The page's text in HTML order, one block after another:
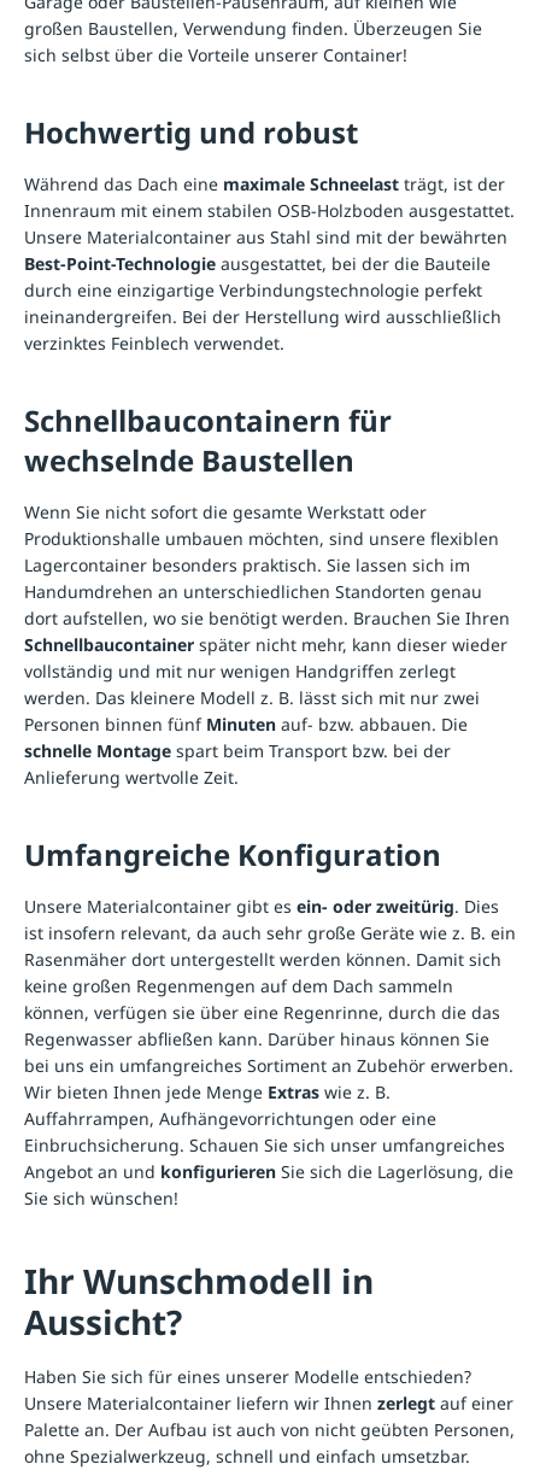
großen Baustellen, Verwendung finden. Überzeugen Sie
sich selbst über die Vorteile unserer Container!
Hochwertig und robust
Während das Dach eine maximale Schneelast trägt, ist der
Innenraum mit einem stabilen OSB-Holzboden ausgestattet.
Unsere Materialcontainer aus Stahl sind mit der bewährten
Best-Point-Technologie ausgestattet, bei der die Bauteile
durch eine einzigartige Verbindungstechnologie perfekt
ineinandergreifen. Bei der Herstellung wird ausschließlich
verzinktes Feinblech verwendet.
Schnellbaucontainern für
wechselnde Baustellen
Wenn Sie nicht sofort die gesamte Werkstatt oder
Produktionshalle umbauen möchten, sind unsere flexiblen
Lagercontainer besonders praktisch. Sie lassen sich im
Handumdrehen an unterschiedlichen Standorten genau
dort aufstellen, wo sie benötigt werden. Brauchen Sie Ihren
Schnellbaucontainer später nicht mehr, kann dieser wieder
vollständig und mit nur wenigen Handgriffen zerlegt
werden. Das kleinere Modell z. B. lässt sich mit nur zwei
Personen binnen fünfMinuten auf- bzw. abbauen. Die
schnelle Montage spart beim Transport bzw. bei der
Anlieferung wertvolle Zeit.
Umfangreiche Konfiguration
Unsere Materialcontainer gibt es ein- oder zweitürig. Dies
ist insofern relevant, da auch sehr große Geräte wie z. B. ein
Rasenmäher dort untergestellt werden können. Damit sich
keine großen Regenmengen auf dem Dach sammeln
können, verfügen sie über eine Regenrinne, durch die das
Regenwasser abfließen kann. Darüber hinaus können Sie
bei uns ein umfangreiches Sortiment an Zubehör erwerben.
Wir bieten Ihnen jede Menge Extras wie z. B.
Auffahrrampen, Aufhängevorrichtungen oder eine
Einbruchsicherung. Schauen Sie sich unser umfangreiches
Angebot an und konfigurieren Sie sich die Lagerlösung, die
Sie sich wünschen!
Ihr Wunschmodell in
Aussicht?
Haben Sie sich für eines unserer Modelle entschieden?
Unsere Materialcontainer liefern wir Ihnen zerlegt auf einer
Palette an. Der Aufbau ist auch von nicht geübten Personen,
ohne Spezialwerkzeug, schnell und einfach umsetzbar.